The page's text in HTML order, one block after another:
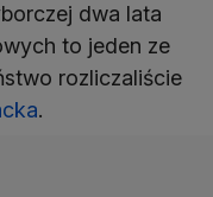
dwa lata
to jeden ze
rozliczaliście
.